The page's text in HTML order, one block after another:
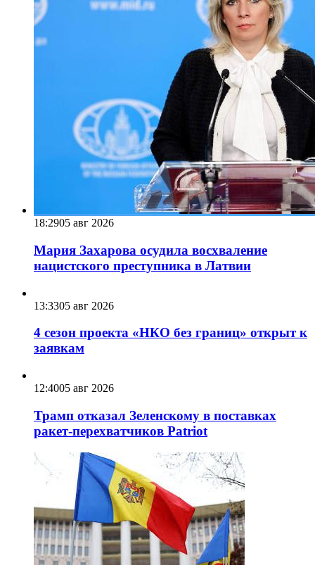
18:2905 авг 2026
Мария Захарова осудила восхваление
нацистского преступника в Латвии
13:3305 авг 2026
4 сезон проекта «НКО без границ» открыт к
заявкам
12:4005 авг 2026
Трамп отказал Зеленскому в поставках
ракет-перехватчиков Patriot